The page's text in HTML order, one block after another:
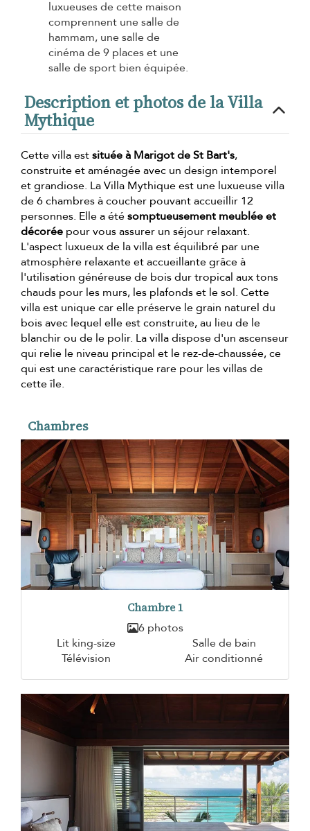
luxueuses de cette maison
comprennent une salle de
hammam, une salle de
cinéma de 9 places et une
salle de sport bien équipée.
Description et photos de la Villa
Mythique
Cette villa estsituée à Marigot de St Bart's,
construite et aménagée avec un design intemporel
et grandiose. La Villa Mythique est une luxueuse villa
de 6 chambres à coucher pouvant accueillir 12
personnes. Elle a étésomptueusement meublée et
décorée pour vous assurer un séjour relaxant.
L'aspect luxueux de la villa est équilibré par une
atmosphère relaxante et accueillante grâce à
l'utilisation généreuse de bois dur tropical aux tons
chauds pour les murs, les plafonds et le sol. Cette
villa est unique car elle préserve le grain naturel du
bois avec lequel elle est construite, au lieu de le
blanchir ou de le polir. La villa dispose d'un ascenseur
qui relie le niveau principal et le rez-de-chaussée, ce
qui est une caractéristique rare pour les villas de
cette île.
Chambres
Chambre 1
6 photos
Lit king-size
Salle de bain
Télévision
Air conditionné